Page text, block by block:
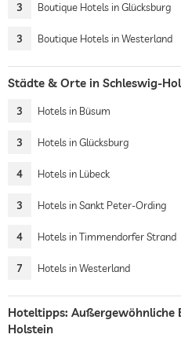
3 Boutique Hotels in Glücksburg
3 Boutique Hotels in Westerland
Städte & Orte in Schleswig-
3 Hotels in Büsum
3 Hotels in Glücksburg
4 Hotels in Lübeck
3 Hotels in Sankt Peter-Ording
4 Hotels in Timmendorfer Strand
7 Hotels in Westerland
Hoteltipps: Außergewöhnliche
Holstein